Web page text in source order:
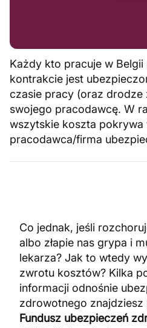
Każdy kto pracuje w Belgii
kontrakcie jest
czasie pracy (oraz
swojego pracodawcę. W
wszytskie koszta pokrywa
pracodawca/firma
Co jednak, jeśli
albo złapie nas grypa i
lekarza? Jak to wtedy
zwrotu kosztów? Kilka
informacji odnośnie
zdrowotnego znajdziesz
Fundusz ubezpieczeń